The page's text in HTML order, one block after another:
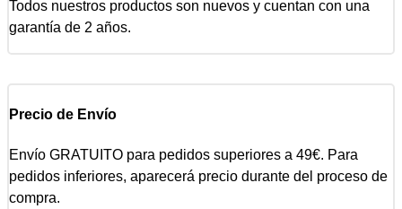
Todos nuestros productos son nuevos y cuentan con una
garantía de 2 años.
Precio de Envío
Envío GRATUITO para pedidos superiores a 49€. Para
pedidos inferiores, aparecerá precio durante del proceso de
compra.